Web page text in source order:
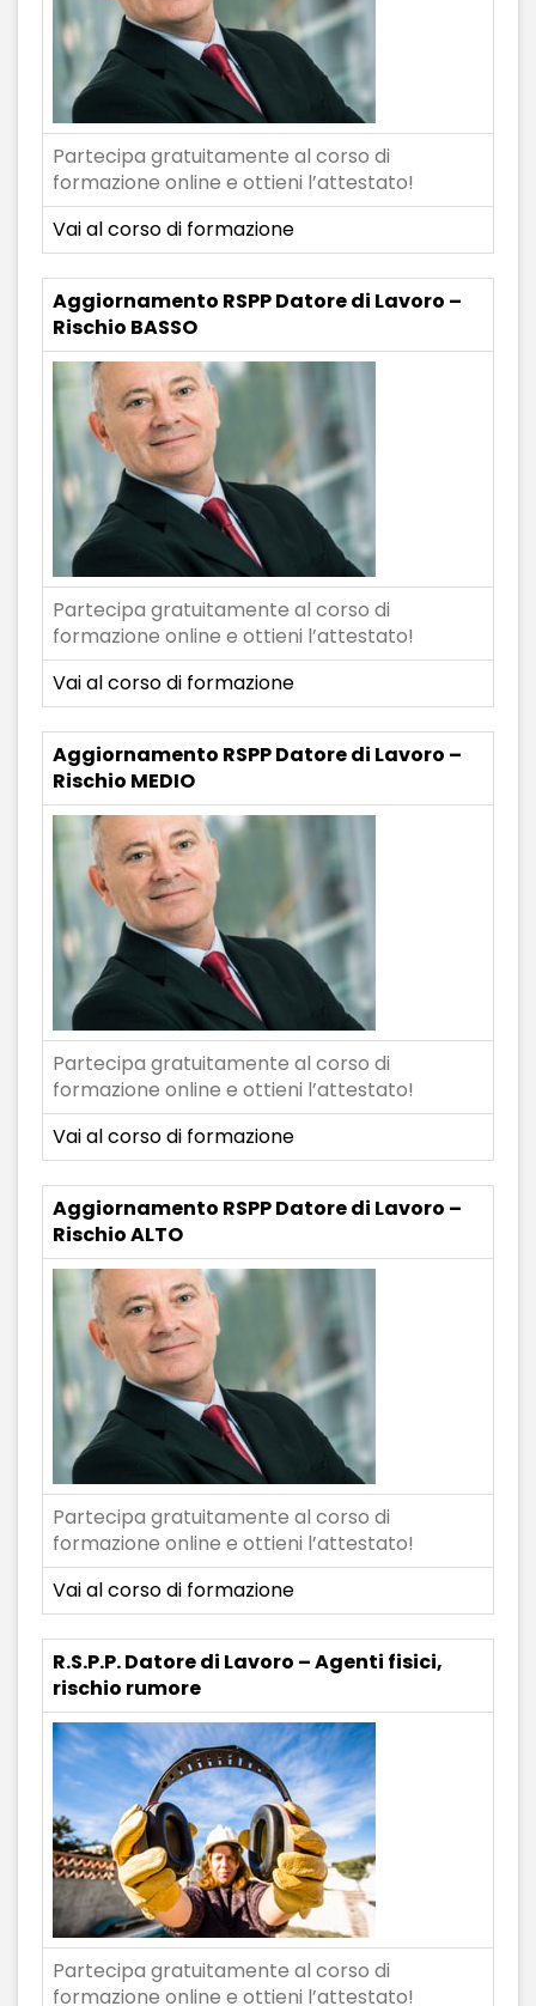
Partecipa gratuitamente al corso di
formazione online e ottieni l’attestato!
Vai al corso di formazione
Aggiornamento RSPP Datore di Lavoro –
Rischio BASSO
Partecipa gratuitamente al corso di
formazione online e ottieni l’attestato!
Vai al corso di formazione
Aggiornamento RSPP Datore di Lavoro –
Rischio MEDIO
Partecipa gratuitamente al corso di
formazione online e ottieni l’attestato!
Vai al corso di formazione
Aggiornamento RSPP Datore di Lavoro –
Rischio ALTO
Partecipa gratuitamente al corso di
formazione online e ottieni l’attestato!
Vai al corso di formazione
R.S.P.P. Datore di Lavoro – Agenti fisici,
rischio rumore
Partecipa gratuitamente al corso di
formazione online e ottieni l’attestato!